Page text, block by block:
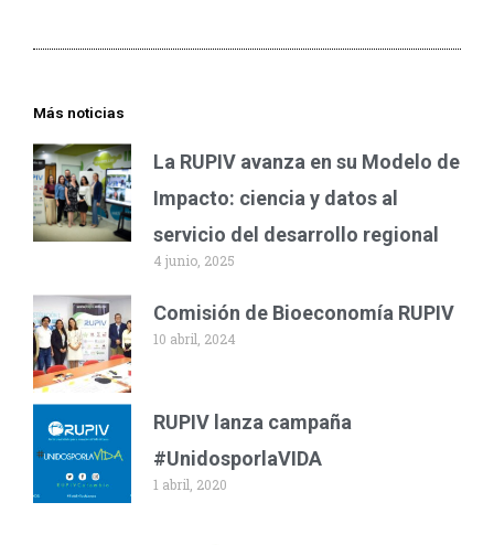
Más noticias
La RUPIV avanza en su Modelo de
Impacto: ciencia y datos al
servicio del desarrollo regional
4 junio, 2025
Comisión de Bioeconomía RUPIV
10 abril, 2024
RUPIV lanza campaña
#UnidosporlaVIDA
1 abril, 2020